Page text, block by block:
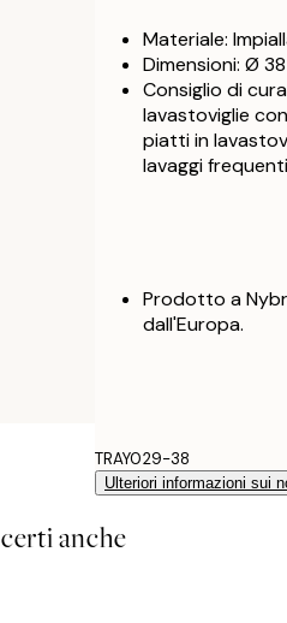
Materiale:
Dimensioni: Ø
Consiglio di
lavastoviglie
piatti in
lavaggi
Prodotto a
dall'Europa.
TRAY029-38
Ulteriori informazioni sui
anche